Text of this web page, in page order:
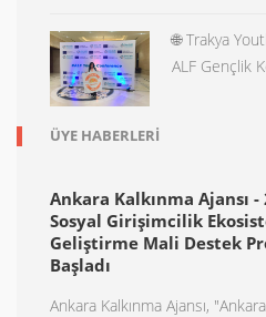
🌐 Trakya
ALF Gençlik
ÜYE HABERLERI
Ankara Kalkınma Ajansı -
Sosyal Girişimcilik
Geliştirme Mali Destek
Başladı
Ankara Kalkınma Ajansı,